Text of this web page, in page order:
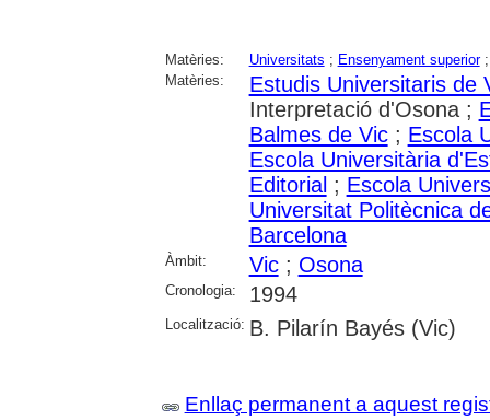
Matèries: Universitats ; Ensenyament superior
Matèries:
Estudis Universitaris de
Interpretació d'Osona ;
Balmes de Vic; Escola
Escola Universitària
Editorial ; Escola
Universitat Politècnica
Barcelona
Àmbit: Vic; Osona
Cronologia: 1994
Localització: B. Pilarín Bayés (Vic)
Enllaç permanent a aquest